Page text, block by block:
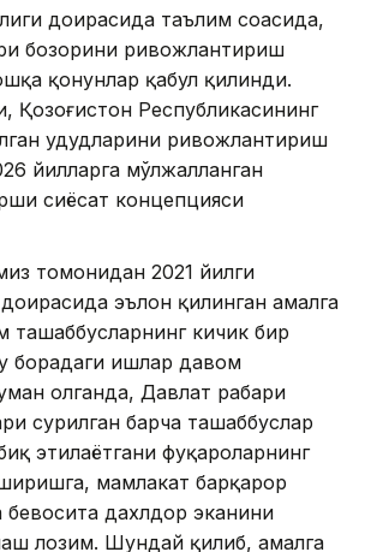
доирасида таълим соҳасида,
бозорини ривожлантириш
қонунлар қабул қилинди.
Қозоғистон Республикасининг
ҳудудларини ривожлантириш
йилларга мўлжалланган
сиёсат концепцияси
томонидан 2021 йилги
эълон қилинган амалга
ташаббусларнинг кичик бир
борадаги ишлар давом
олганда, Давлат раҳбари
сурилган барча ташаббуслар
этилаётгани фуқароларнинг
мамлакат барқарор
дахлдор эканини
лозим. Шундай қилиб, амалга